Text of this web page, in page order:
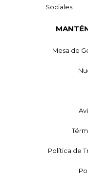
Sociales
Mesa de
Política de